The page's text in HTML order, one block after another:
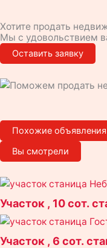
Хотите продать
Мы с удовольствием
Оставить заявку
Похожие объявления
Вы смотрели
Участок , 10 сот.
Участок , 6 сот.
Страница
Страница
Страница